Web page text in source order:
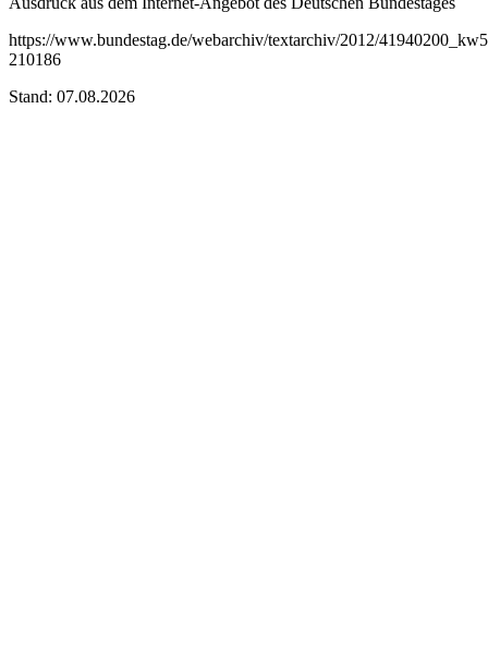
https://www.bundestag.de/webarchiv/textarchiv/2012/
210186
Stand: 07.08.2026